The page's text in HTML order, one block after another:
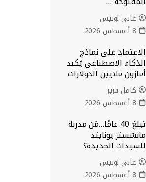
غاني لونيس
8 أغسطس 2026
الاعتماد على نماذج
الذكاء الاصطناعي يُكبد
أمازون ملايين الدولارات
كامل فزيز
8 أغسطس 2026
تبلغ 40 عامًا…مَن مدربة
مانشستر يونايتد
للسيدات الجديدة؟
غاني لونيس
8 أغسطس 2026